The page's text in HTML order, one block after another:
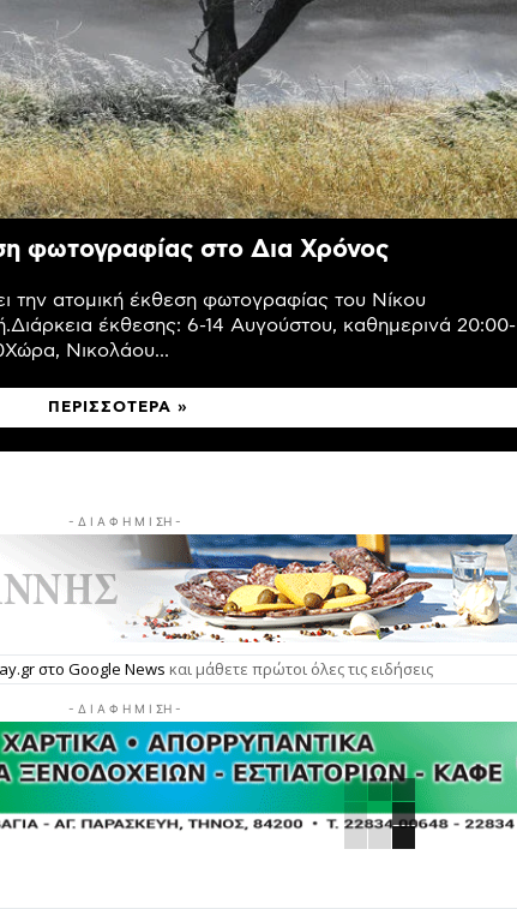
φωτογραφίας στο Δια Χρόνος
την ατομική έκθεση φωτογραφίας του Νίκου
έκθεσης: 6-14 Αυγούστου, καθημερινά 20:00-
Νικολάου...
ΠΕΡΙΣΣΌΤΕΡΑ »
- Δ Ι Α Φ Η Μ Ι ΣΗ -
στο Google News και μάθετε πρώτοι όλες τις ειδήσεις
- Δ Ι Α Φ Η Μ Ι ΣΗ -